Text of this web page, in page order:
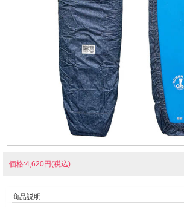
価格:4,620円(税込)
商品説明